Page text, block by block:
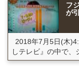
フ
が
2018年7月5日(木
しテレビ』の中で、